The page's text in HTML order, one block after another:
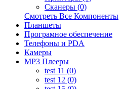
Сканеры (0)
Смотреть Все Компоненты
Планшеты
Програмное обеспечение
Телефоны и PDA
Камеры
MP3 Плееры
test 11 (0)
test 12 (0)